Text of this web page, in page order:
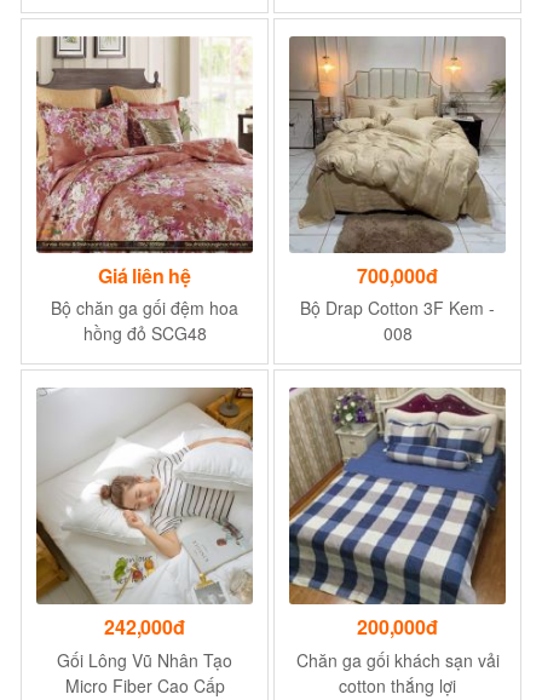
Giá liên hệ
Bộ chăn ga gối đệm hoa
hồng đỏ SCG48
700,000đ
Bộ Drap Cotton 3F Kem -
008
242,000đ
Gối Lông Vũ Nhân Tạo
Micro Fiber Cao Cấp
200,000đ
Chăn ga gối khách sạn vải
cotton thắng lợi